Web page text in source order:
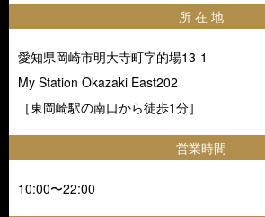
所 在 地
愛知県岡崎市明大寺町字的場13-1
My Station Okazaki East202
［東岡崎駅の南口から徒歩1分］
営業時間
10:00〜22:00